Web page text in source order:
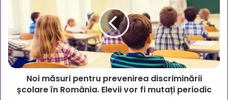
prevenirea
discriminării
școlare
în
România.
Elevii
Noi măsuri pentru prevenirea discriminării
școlare în România. Elevii vor fi mutați periodic